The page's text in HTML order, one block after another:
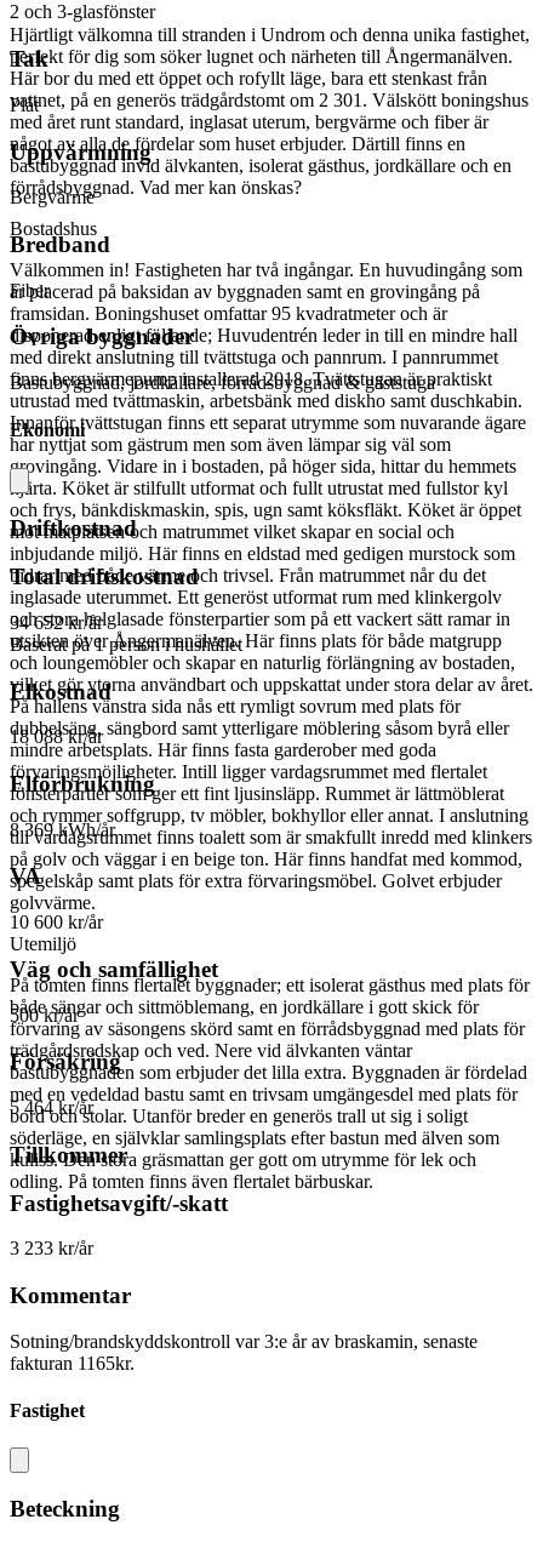
Hjärtligt välkomna till stranden i Undrom och denna unika fastighet,
perfekt för dig som söker lugnet och närheten till Ångermanälven.
Här bor du med ett öppet och rofyllt läge, bara ett stenkast från
vattnet, på en generös trädgårdstomt om 2 301. Välskött boningshus
med året runt standard, inglasat uterum, bergvärme och fiber är
något av alla de fördelar som huset erbjuder. Därtill finns en
bastubyggnad invid älvkanten, isolerat gästhus, jordkällare och en
förrådsbyggnad. Vad mer kan önskas?
Bostadshus
Välkommen in! Fastigheten har två ingångar. En huvudingång som
är placerad på baksidan av byggnaden samt en grovingång på
framsidan. Boningshuset omfattar 95 kvadratmeter och är
disponerad enligt följande; Huvudentrén leder in till en mindre hall
med direkt anslutning till tvättstuga och pannrum. I pannrummet
finns bergvärmepump installerad 2018. Tvättstugan är praktiskt
utrustad med tvättmaskin, arbetsbänk med diskho samt duschkabin.
Innanför tvättstugan finns ett separat utrymme som nuvarande ägare
har nyttjat som gästrum men som även lämpar sig väl som
grovingång. Vidare in i bostaden, på höger sida, hittar du hemmets
hjärta. Köket är stilfullt utformat och fullt utrustat med fullstor kyl
och frys, bänkdiskmaskin, spis, ugn samt köksfläkt. Köket är öppet
mot matplatsen och matrummet vilket skapar en social och
inbjudande miljö. Här finns en eldstad med gedigen murstock som
bidrar med både värme och trivsel. Från matrummet når du det
inglasade uterummet. Ett generöst utformat rum med klinkergolv
och stora helglasade fönsterpartier som på ett vackert sätt ramar in
utsikten över Ångermanälven. Här finns plats för både matgrupp
och loungemöbler och skapar en naturlig förlängning av bostaden,
vilket gör ytorna användbart och uppskattat under stora delar av året.
På hallens vänstra sida nås ett rymligt sovrum med plats för
dubbelsäng, sängbord samt ytterligare möblering såsom byrå eller
mindre arbetsplats. Här finns fasta garderober med goda
förvaringsmöjligheter. Intill ligger vardagsrummet med flertalet
fönsterpartier som ger ett fint ljusinsläpp. Rummet är lättmöblerat
och rymmer soffgrupp, tv möbler, bokhyllor eller annat. I anslutning
till vardagsrummet finns toalett som är smakfullt inredd med klinkers
på golv och väggar i en beige ton. Här finns handfat med kommod,
spegelskåp samt plats för extra förvaringsmöbel. Golvet erbjuder
golvvärme.
Utemiljö
På tomten finns flertalet byggnader; ett isolerat gästhus med plats för
både sängar och sittmöblemang, en jordkällare i gott skick för
förvaring av säsongens skörd samt en förrådsbyggnad med plats för
trädgårdsredskap och ved. Nere vid älvkanten väntar
bastubyggnaden som erbjuder det lilla extra. Byggnaden är fördelad
med en vedeldad bastu samt en trivsam umgängesdel med plats för
bord och stolar. Utanför breder en generös trall ut sig i soligt
söderläge, en självklar samlingsplats efter bastun med älven som
kuliss. Den stora gräsmattan ger gott om utrymme för lek och
odling. På tomten finns även flertalet bärbuskar.
2 och 3-glasfönster
Tak
Plåt
Uppvärmning
Bergvärme
Bredband
Fiber
Övriga byggnader
Bastubyggnad, jordkällare, förrådsbyggnad & gäststuga
Ekonomi
Driftkostnad
Total driftskostnad
34 652 kr/år
Baserat på 1 person i hushållet
Elkostnad
18 088 kr/år
Elförbrukning
8 369 kWh/år
VA
10 600 kr/år
Väg och samfällighet
500 kr/år
Försäkring
5 464 kr/år
Tillkommer
Fastighetsavgift/-skatt
3 233 kr/år
Kommentar
Sotning/brandskyddskontroll var 3:e år av braskamin, senaste
fakturan 1165kr.
Fastighet
Beteckning